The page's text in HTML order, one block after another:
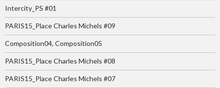
Intercity_PS #01
PARIS15_Place Charles Michels #09
Composition04, Composition05
PARIS15_Place Charles Michels #08
PARIS15_Place Charles Michels #07